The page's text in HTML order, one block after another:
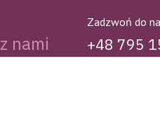
nami
Zadzwoń do
+48 795